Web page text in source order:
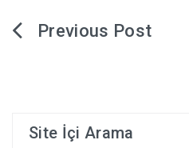
Yazı
Site İçi Arama